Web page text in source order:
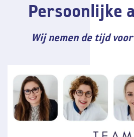
Persoonlijke
Wij nemen de tijd